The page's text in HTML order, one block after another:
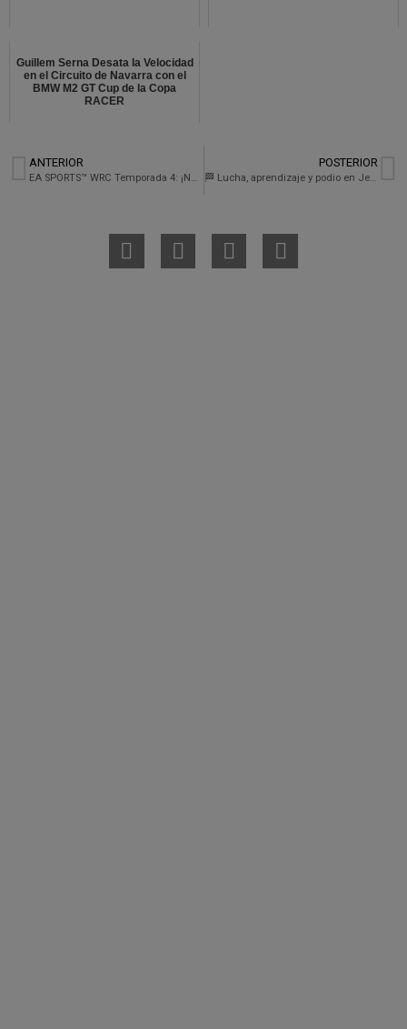
Guillem Serna Desata la Velocidad
en el Circuito de Navarra con el
BMW M2 GT Cup de la Copa
RACER
ANTERIOR
EA SPORTS™ WRC Temporada 4: ¡Nuevas Emociones y Realidad Virtual a la Vista!
POSTERIOR
🏁 Lucha, aprendizaje y podio en Jerez: segunda cita de la Copa Racer